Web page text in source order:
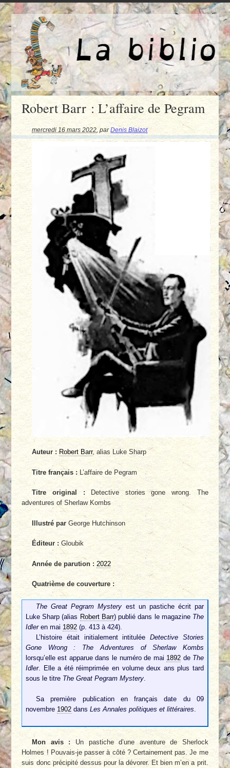
Robert Barr : L’affaire de Pegram
mercredi 16 mars 2022,parDenis Blaizot
Auteur : Robert Barr, alias Luke Sharp
Titre français : L’affaire de Pegram
Titre original :Detective stories gone wrong. The
adventures of Sherlaw Kombs
Illustré parGeorge Hutchinson
Éditeur : Gloubik
Année de parution : 2022
Quatrième de couverture :
The Great Pegram Mystery est un pastiche écrit par
Luke Sharp (alias Robert Barr) publié dans le magazine The
Idleren mai 1892(p. 413 à 424).
L’histoire était initialement intituléeDetective Stories
Gone Wrong : The Adventures of Sherlaw Kombs
lorsqu’elle est apparue dans le numéro de mai 1892 de The
Idler. Elle a été réimprimée en volume deux ans plus tard
sous le titre The Great Pegram Mystery.
Sa première publication en français date du 09
novembre 1902dans Les Annales politiques et littéraires
Mon avis :Un pastiche d’une aventure de Sherlock
Holmes ! Pouvais-je passer à côté ? Certainement pas. Je me
suis donc précipité dessus pour la dévorer. Et bien m’en a prit.